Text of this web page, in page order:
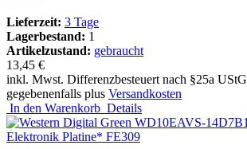
Lieferzeit: 3 Tage
Lagerbestand: 1
Artikelzustand: gebraucht
13,45 €
inkl. Mwst. Differenzbesteuert nach §25a UStG
gegebenenfalls plus Versandkosten
In den Warenkorb Details